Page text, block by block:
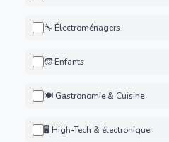
🔧 Électroménagers
🧒 Enfants
🍽️ Gastronomie & Cuisine
🖥️ High-Tech & électronique